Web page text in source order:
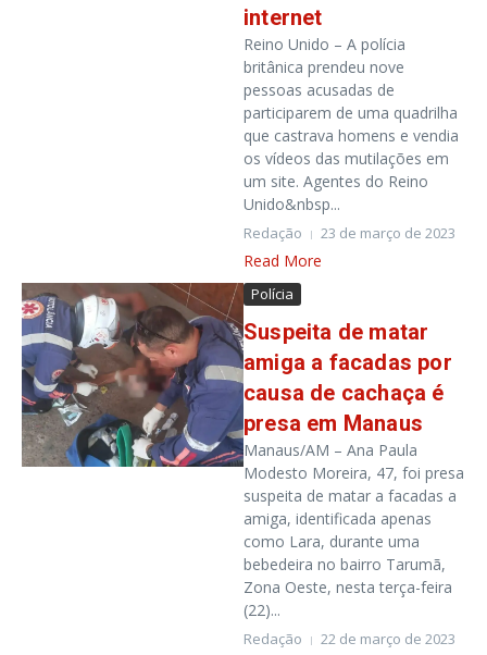
internet
Reino Unido – A polícia
britânica prendeu nove
pessoas acusadas de
participarem de uma quadrilha
que castrava homens e vendia
os vídeos das mutilações em
um site. Agentes do Reino
Unido&nbsp...
Redação 23 de março de 2023
Read More
Polícia
Suspeita de matar
amiga a facadas por
causa de cachaça é
presa em Manaus
Manaus/AM – Ana Paula
Modesto Moreira, 47, foi presa
suspeita de matar a facadas a
amiga, identificada apenas
como Lara, durante uma
bebedeira no bairro Tarumã,
Zona Oeste, nesta terça-feira
(22)...
Redação 22 de março de 2023